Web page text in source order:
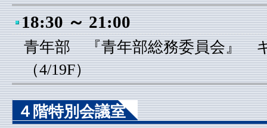
18:30 ～ 21:00
青年部 『青年部総務委員会』
（4/19F）
４階特別会議室